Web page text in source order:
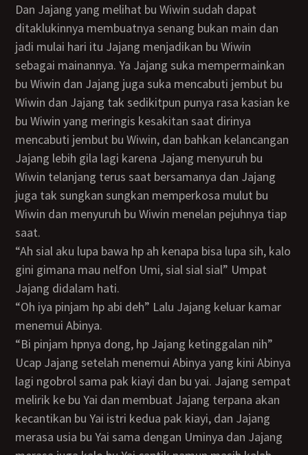
Dan Jajang yang melihat bu Wiwin sudah dapat
ditaklukinnya membuatnya senang bukan main dan
jadi mulai hari itu Jajang menjadikan bu Wiwin
sebagai mainannya. Ya Jajang suka mempermainkan
bu Wiwin dan Jajang juga suka mencabuti jembut bu
Wiwin dan Jajang tak sedikitpun punya rasa kasian ke
bu Wiwin yang meringis kesakitan saat dirinya
mencabuti jembut bu Wiwin, dan bahkan kelancangan
Jajang lebih gila lagi karena Jajang menyuruh bu
Wiwin telanjang terus saat bersamanya dan Jajang
juga tak sungkan sungkan memperkosa mulut bu
Wiwin dan menyuruh bu Wiwin menelan pejuhnya tiap
saat.
“ah sial aku lupa bawa hp ah kenapa bisa lupa sih, kalo
gini gimana mau nelfon Umi, sial sial sial” Umpat
Jajang didalam hati.
“oh iya pinjam hp abi deh” Lalu Jajang keluar kamar
menemui Abinya.
“Bi pinjam hpnya dong, hp Jajang ketinggalan nih”
Ucap Jajang setelah menemui Abinya yang kini Abinya
lagi ngobrol sama pak kiayi dan bu yai. Jajang sempat
melirik ke bu Yai dan membuat Jajang terpana akan
kecantikan bu Yai istri kedua pak kiayi, dan Jajang
merasa usia bu Yai sama dengan Uminya dan Jajang